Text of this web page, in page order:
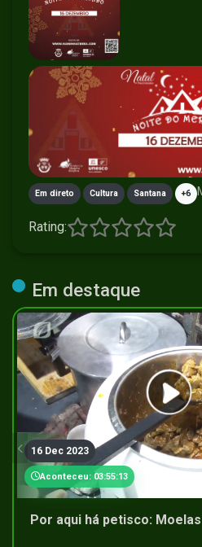
Em direto Cultura Santana +6
Rating:
Em destaque
16 Dec 2023
Aconteceu: 03:55:13
Por aqui há petisco: